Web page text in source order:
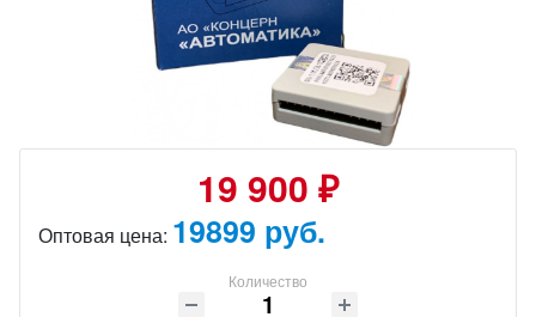
19 900 ₽
Оптовая цена: 19899 руб.
Количество